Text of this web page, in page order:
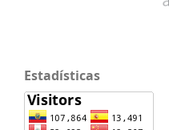
Estadísticas